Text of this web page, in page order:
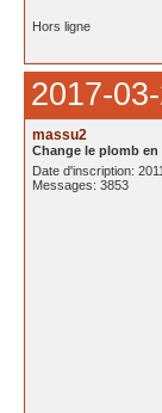
Hors ligne
2017-
massu2
Change le plomb en
Date d'inscription:
Messages: 3853